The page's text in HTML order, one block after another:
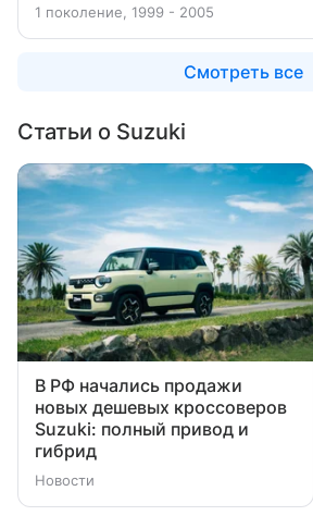
1 поколение, 1999 - 2005
Смотреть все
Статьи о Suzuki
В РФ начались продажи
новых дешевых кроссоверов
Suzuki: полный привод и
гибрид
Новости